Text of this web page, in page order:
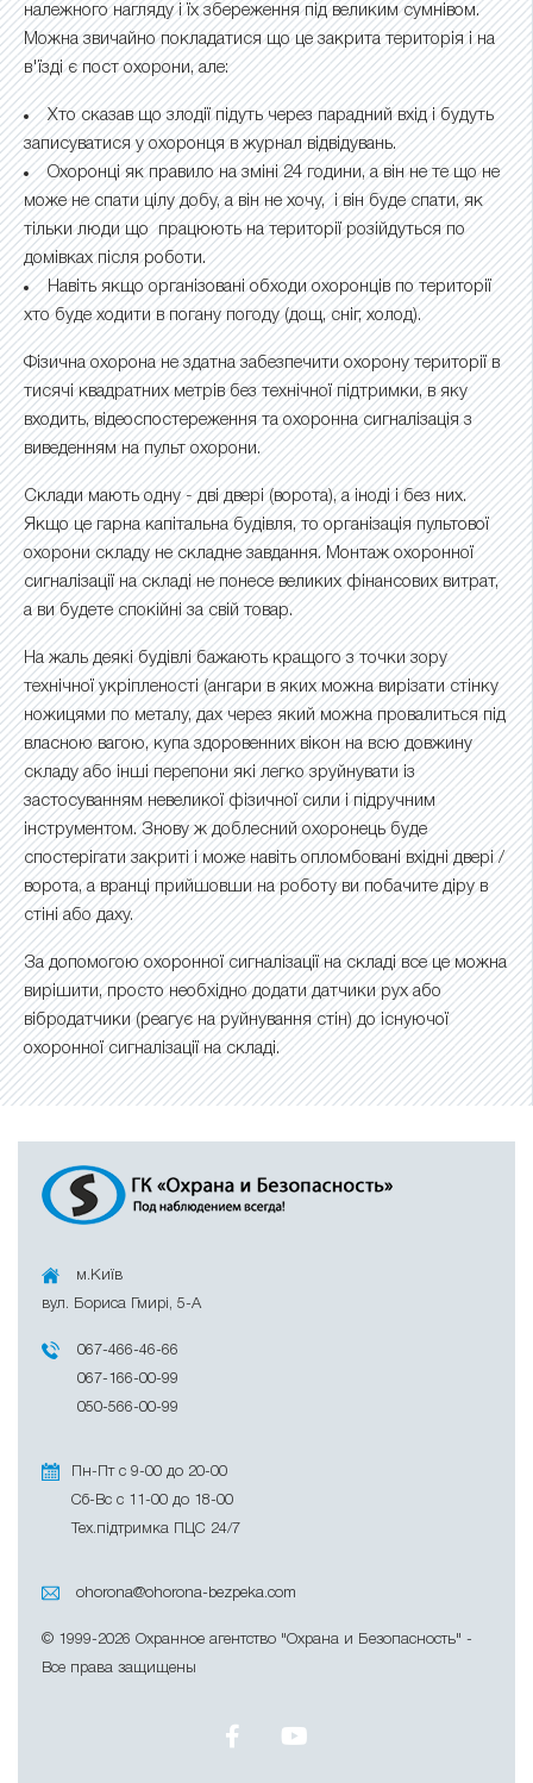
належного нагляду і їх збереження під великим сумнівом.
Можна звичайно покладатися що це закрита територія і на
в'їзді є пост охорони, але:
Хто сказав що злодії підуть через парадний вхід і будуть
записуватися у охоронця в журнал відвідувань.
Охоронці як правило на зміні 24 години, а він не те що не
може не спати цілу добу, а він не хочу, і він буде спати, як
тільки люди що працюють на території розійдуться по
домівках після роботи.
Навіть якщо організовані обходи охоронців по території
хто буде ходити в погану погоду (дощ, сніг, холод).
Фізична охорона не здатна забезпечити охорону території в
тисячі квадратних метрів без технічної підтримки, в яку
входить, відеоспостереження та охоронна сигналізація з
виведенням на пульт охорони.
Склади мають одну - дві двері (ворота), а іноді і без них.
Якщо це гарна капітальна будівля, то організація пультової
охорони складу не складне завдання. Монтаж охоронної
сигналізації на складі не понесе великих фінансових витрат,
а ви будете спокійні за свій товар.
На жаль деякі будівлі бажають кращого з точки зору
технічної укріпленості (ангари в яких можна вирізати стінку
ножицями по металу, дах через який можна провалиться під
власною вагою, купа здоровенних вікон на всю довжину
складу або інші перепони які легко зруйнувати із
застосуванням невеликої фізичної сили і підручним
інструментом. Знову ж доблесний охоронець буде
спостерігати закриті і може навіть опломбовані вхідні двері /
ворота, а вранці прийшовши на роботу ви побачите діру в
стіні або даху.
За допомогою охоронної сигналізації на складі все це можна
вирішити, просто необхідно додати датчики рух або
вібродатчики (реагує на руйнування стін) до існуючої
охоронної сигналізації на складі.
м.Київ
вул. Бориса Гмирі, 5-A
067-466-46-66
067-166-00-99
050-566-00-99
Пн-Пт с 9-00 до 20-00
Сб-Вс с 11-00 до 18-00
Тех.підтримка ПЦС 24/7
ohorona@ohorona-bezpeka.com
© 1999-2026 Охранное агентство "Охрана и Безопасность" -
Все права защищены